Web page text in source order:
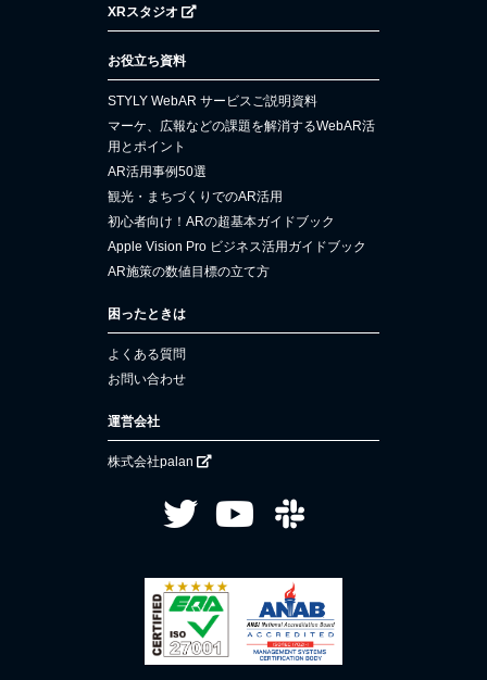
XRスタジオ
お役立ち資料
STYLY WebAR サービスご説明資料
マーケ、広報などの課題を解消するWebAR活
用とポイント
AR活用事例50選
観光・まちづくりでのAR活用
初心者向け！ARの超基本ガイドブック
Apple Vision Pro ビジネス活用ガイドブック
AR施策の数値目標の立て方
困ったときは
よくある質問
お問い合わせ
運営会社
株式会社palan